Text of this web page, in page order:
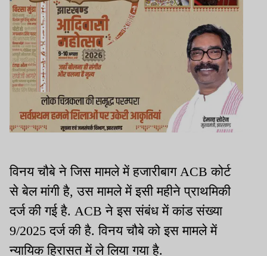
विनय चौबे ने जिस मामले में हजारीबाग ACB कोर्ट
से बेल मांगी है, उस मामले में इसी महीने प्राथमिकी
दर्ज की गई है. ACB ने इस संबंध में कांड संख्या
9/2025 दर्ज की है. विनय चौबे को इस मामले में
न्यायिक हिरासत में ले लिया गया है.